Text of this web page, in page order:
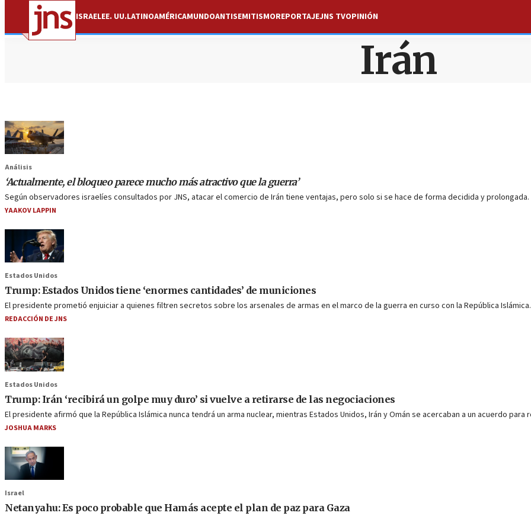
ISRAELEE. UU.LATINOAMÉRICAMUNDOANTISEMITISMOREPORTAJEJNS TVOPINIÓN
Irán
Análisis
‘Actualmente, el bloqueo parece mucho más atractivo que la guerra’
Según observadores israelíes consultados por JNS, atacar el comercio de Irán tiene ventajas, pero solo si se hace de forma decidida y prolongada.
YAAKOV LAPPIN
Estados Unidos
Trump: Estados Unidos tiene ‘enormes cantidades’ de municiones
El presidente prometió enjuiciar a quienes filtren secretos sobre los arsenales de armas en el marco de la guerra en curso con la República Islámica.
REDACCIÓN DE JNS
Estados Unidos
Trump: Irán ‘recibirá un golpe muy duro’ si vuelve a retirarse de las negociaciones
El presidente afirmó que la República Islámica nunca tendrá un arma nuclear, mientras Estados Unidos, Irán y Omán se acercaban a un acuerdo
JOSHUA MARKS
Israel
Netanyahu: Es poco probable que Hamás acepte el plan de paz para Gaza